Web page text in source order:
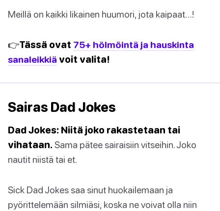
Meillä on kaikki likainen huumori, jota kaipaat…!
👉Tässä ovat 75+ hölmöintä ja hauskinta
sanaleikkiä voit valita!
Sairas Dad Jokes
Dad Jokes: Niitä joko rakastetaan tai
vihataan. Sama pätee sairaisiin vitseihin. Joko
nautit niistä tai et.
Sick Dad Jokes saa sinut huokailemaan ja
pyörittelemään silmiäsi, koska ne voivat olla niin